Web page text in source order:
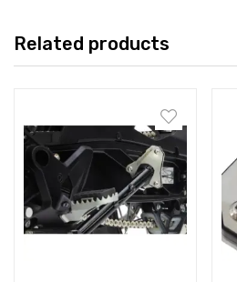
Related products